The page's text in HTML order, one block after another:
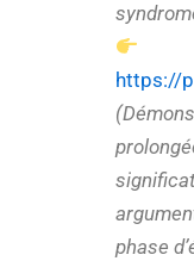
https://
phase